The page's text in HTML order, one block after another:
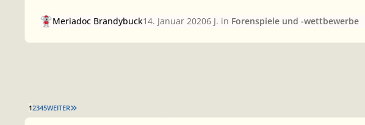
Meriadoc Brandybuck14. Januar 20206 J. in Forenspiele und -wettbewerbe
12345WEITER LETZTE SEITE